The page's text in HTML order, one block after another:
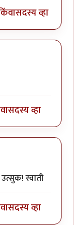
सदस्य व्हा
सदस्य व्हा
उत्सुक! स्वाती
सदस्य व्हा